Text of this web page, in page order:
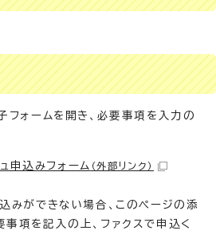
ォームを開き、必要事項を入力の
申込みフォーム （外部リンク）
みができない場合、このページの添
事項を記入の上、ファクスで申込く